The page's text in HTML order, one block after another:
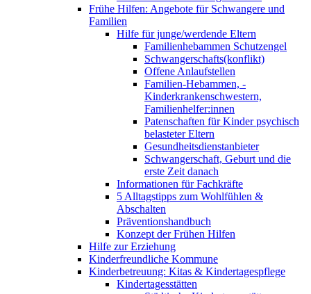
Frühe Hilfen: Angebote für Schwangere und
Familien
Hilfe für junge/werdende Eltern
Familienhebammen Schutzengel
Schwangerschafts(konflikt)
Offene Anlaufstellen
Familien-Hebammen, -
Kinderkrankenschwestern,
Familienhelfer:innen
Patenschaften für Kinder psychisch
belasteter Eltern
Gesundheitsdienstanbieter
Schwangerschaft, Geburt und die
erste Zeit danach
Informationen für Fachkräfte
5 Alltagstipps zum Wohlfühlen &
Abschalten
Präventionshandbuch
Konzept der Frühen Hilfen
Hilfe zur Erziehung
Kinderfreundliche Kommune
Kinderbetreuung: Kitas & Kindertagespflege
Kindertagesstätten